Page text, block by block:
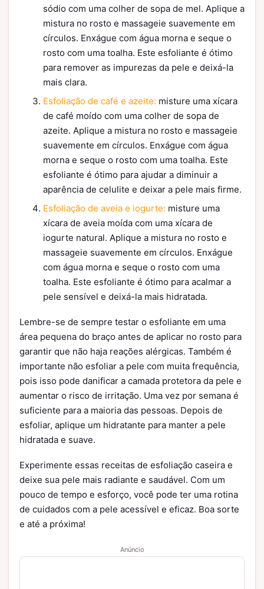
sódio com uma colher de sopa de mel. Aplique a
mistura no rosto e massageie suavemente em
círculos. Enxágue com água morna e seque o
rosto com uma toalha. Este esfoliante é ótimo
para remover as impurezas da pele e deixá-la
mais clara.
Esfoliação de café e azeite: misture uma xícara
de café moído com uma colher de sopa de
azeite. Aplique a mistura no rosto e massageie
suavemente em círculos. Enxágue com água
morna e seque o rosto com uma toalha. Este
esfoliante é ótimo para ajudar a diminuir a
aparência de celulite e deixar a pele mais firme.
Esfoliação de aveia e iogurte: misture uma
xícara de aveia moída com uma xícara de
iogurte natural. Aplique a mistura no rosto e
massageie suavemente em círculos. Enxágue
com água morna e seque o rosto com uma
toalha. Este esfoliante é ótimo para acalmar a
pele sensível e deixá-la mais hidratada.
Lembre-se de sempre testar o esfoliante em uma
área pequena do braço antes de aplicar no rosto para
garantir que não haja reações alérgicas. Também é
importante não esfoliar a pele com muita frequência,
pois isso pode danificar a camada protetora da pele e
aumentar o risco de irritação. Uma vez por semana é
suficiente para a maioria das pessoas. Depois de
esfoliar, aplique um hidratante para manter a pele
hidratada e suave.
Experimente essas receitas de esfoliação caseira e
deixe sua pele mais radiante e saudável. Com um
pouco de tempo e esforço, você pode ter uma rotina
de cuidados com a pele acessível e eficaz. Boa sorte
e até a próxima!
Anúncio